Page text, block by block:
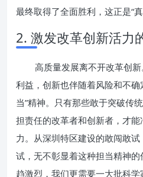
最终取得了全面胜利，这正是“真
2. 激发改革创新活力
高质量发展离不开改革创
利益，创新也伴随着风险和不确
当”精神。只有那些敢于突破传
担责任的改革者和创新者，才
力。从深圳特区建设的敢闯敢
试，无不彰显着这种担当精神
趋激烈，我们更需要一大批科